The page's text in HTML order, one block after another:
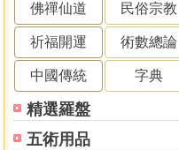
佛禪仙道 民俗宗教
祈福開運 術數總論
中國傳統 字典
精選羅盤
五術用品